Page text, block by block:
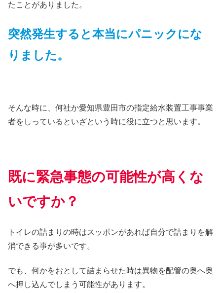
たことがありました。
突然発生すると本当にパニックにな
りました。
そんな時に、何社か愛知県豊田市の指定給水装置工事事業
者をしっているといざという時に役に立つと思います。
既に緊急事態の可能性が高くな
いですか？
トイレの詰まりの時はスッポンがあれば自分で詰まりを解
消できる事が多いです。
でも、何かをおとして詰まらせた時は異物を配管の奥へ奥
へ押し込んでしまう可能性があります。